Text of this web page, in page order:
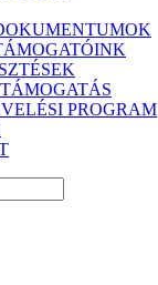
PROGRAM